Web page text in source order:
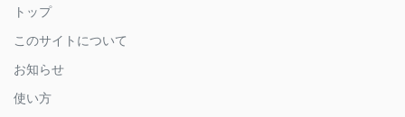
トップ
このサイトについて
お知らせ
使い方